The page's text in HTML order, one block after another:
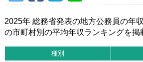
2025年 総務省発表の地方公務員の年
の市町村別の平均年収ランキングを掲
種別